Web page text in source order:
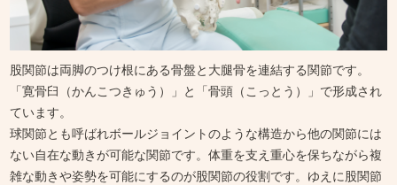
股関節は両脚のつけ根にある骨盤と大腿骨を連結する関節です。
「寛骨臼（かんこつきゅう）」と「骨頭（こっとう）」で形成され
ています。
球関節とも呼ばれボールジョイントのような構造から他の関節には
ない自在な動きが可能な関節です。体重を支え重心を保ちながら複
雑な動きや姿勢を可能にするのが股関節の役割です。ゆえに股関節